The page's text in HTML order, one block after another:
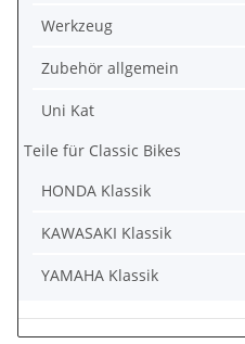
Werkzeug
Zubehör allgemein
Uni Kat
Teile für Classic Bikes
HONDA Klassik
KAWASAKI Klassik
YAMAHA Klassik